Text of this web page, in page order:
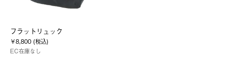
フラットリュック
￥8,800 (税込)
EC在庫なし